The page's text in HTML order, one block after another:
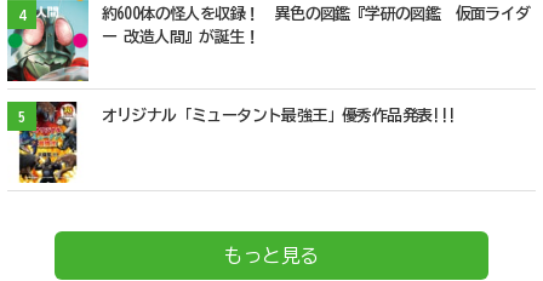
4
約600体の怪人を収録！ 異色の図鑑『学研の図鑑 仮面ライダ
ー 改造人間』が誕生！
5 オリジナル「ミュータント最強王」優秀作品発表!!!
もっと見る